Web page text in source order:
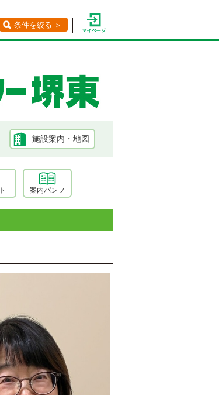
条件を絞る ＞
施設案内・地図
案内パンフ